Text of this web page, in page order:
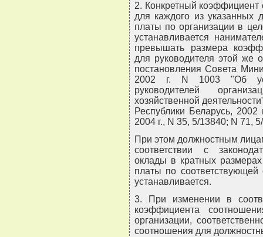
2. Конкретный коэффициент
для каждого из указанных
платы по организации в
устанавливается
превышать размера
для руководителя этой же
постановления Совета
2002 г. N 1003 "Об
руководителей
хозяйственной
Республики Беларусь,
2004 г., N 35, 5/13840; N 71,
При этом должностным
соответствии с
оклады в кратных
платы по
устанавливается.
3. При изменении в
коэффициента
организации,
соотношения для